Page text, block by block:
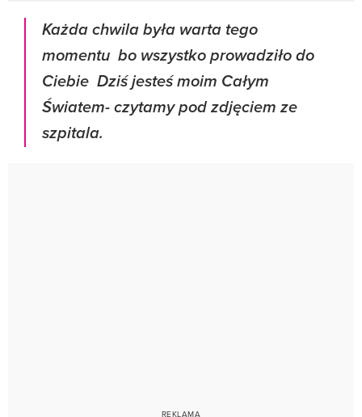
Każda chwila była warta tego
momentu bo wszystko prowadziło do
Ciebie Dziś jesteś moim Całym
Światem- czytamy pod zdjęciem ze
szpitala.